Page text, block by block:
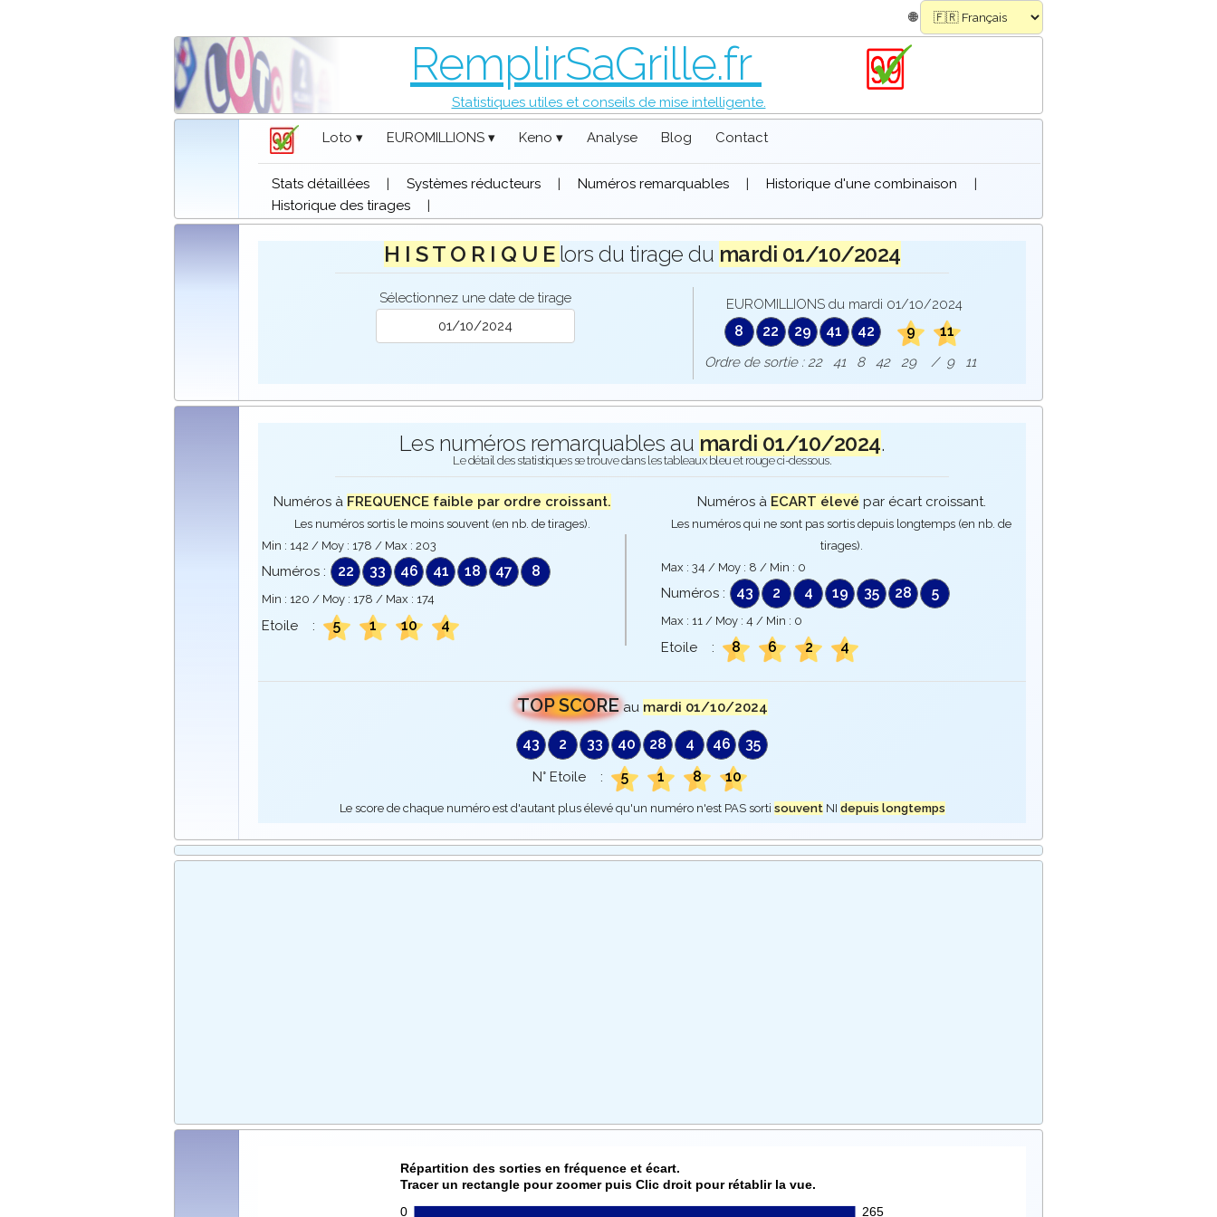
🌐
RemplirSaGrille.fr
Statistiques utiles et conseils de mise intelligente.
Loto ▾ EUROMILLIONS ▾ Keno ▾ Analyse Blog Contact
Stats détaillées | Systèmes réducteurs | Numéros remarquables | Historique d'une combinaison
|
Historique des tirages
|
H I S T O R I Q U E lors du tirage du mardi 01/10/2024
Sélectionnez une date de tirage EUROMILLIONS du mardi 01/10/2024
8 22 29 41 42 9 11
Ordre de sortie : 22 41 8 42 29 / 9 11
Les numéros remarquables au mardi 01/10/2024.
Le détail des statistiques se trouve dans les tableaux bleu et rouge ci-dessous.
Numéros à FREQUENCE faible par ordre croissant.
Les numéros sortis le moins souvent (en nb. de tirages).
Min : 142 / Moy : 178 / Max :203
Numéros : 22 33 46 41 18 47 8
Min : 120 / Moy : 178 / Max : 174
Etoile : 5 1 10 4
Numéros à ECART élevé par écart croissant.
Les numéros qui ne sont pas sortis depuis longtemps (en nb. de
tirages).
Max : 34 / Moy : 8 / Min : 0
Numéros : 43 2 4 19 35 28 5
Max : 11 / Moy : 4 / Min : 0
Etoile : 8 6 2 4
TOP SCORE au mardi 01/10/2024
43 2 33 40 28 4 46 35
N° Etoile : 5 1 8 10
Le score de chaque numéro est d'autant plus élevé qu'un numéro n'est PAS sorti souventNI depuis longtemps
Répartition des sorties en fréquence et écart.
Tracer un rectangle pour zoomer puis Clic droit pour rétablir la vue.
0
265